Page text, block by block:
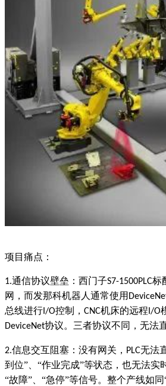
项目痛点：
1.通信协议壁垒：西门子S7-1500PLC标
网，而发那科机器人通常使用
总线进行 I/O控制， CNC机床的远程 I/O
DeviceNet协议。三者协议不同，无法
2.信息交互阻塞：没有网关， PLC无法
到位”、“作业完成”等状态，也无法实
“故障”、“急停”等信号。整个产线如